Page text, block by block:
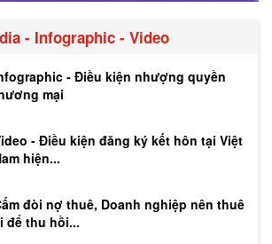
- Infographic - Video
- Điều kiện nhượng quyền
mại
- Điều kiện đăng ký kết hôn tại Việt
hiện...
đòi nợ thuê, Doanh nghiệp nên thuê
để thu hồi...